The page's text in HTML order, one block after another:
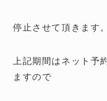
停止させて頂きます。
上記期間はネット予
ますので